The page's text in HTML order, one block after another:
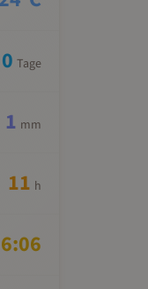
0 Tage
1 mm
11 h